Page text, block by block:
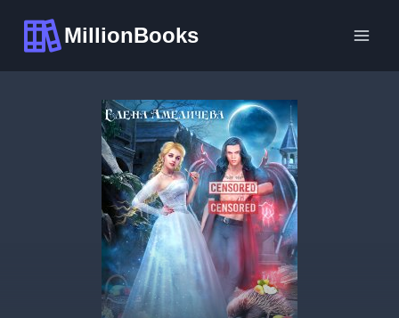
содержимому
MillionBooks